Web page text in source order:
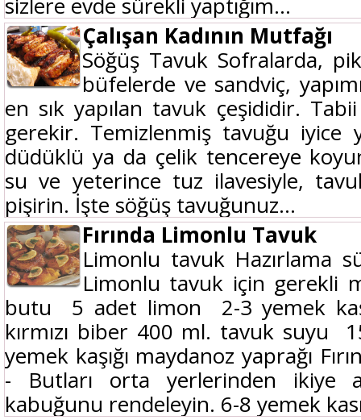
Çalışan Kadının Mutfağı
Söğüş Tavuk Sofralarda,
büfelerde ve sandviç,
en sık yapılan tavuk çeşididir.
gerekir. Temizlenmiş tavuğu iyice
düdüklü ya da çelik tencereye
su ve yeterince tuz ilavesiyle,
pişirin. İşte söğüş tavuğunuz...
Fırında Limonlu Tavuk
Limonlu tavuk Hazırlama
Limonlu tavuk için gerekli
butu 5 adet limon 2-3 yemek
kırmızı biber 400 ml. tavuk suyu
yemek kaşığı maydanoz yaprağı
- Butları orta yerlerinden ikiye
kabuğunu rendeleyin. 6-8 yemek